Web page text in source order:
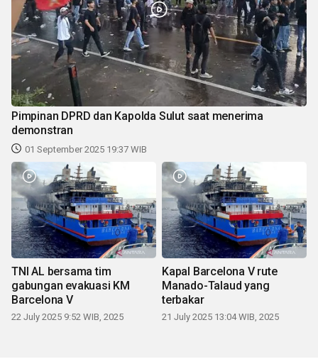
Pimpinan DPRD dan Kapolda Sulut saat menerima
demonstran
01 September 2025 19:37 WIB
TNI AL bersama tim
gabungan evakuasi KM
Barcelona V
22 July 2025 9:52 WIB, 2025
Kapal Barcelona V rute
Manado-Talaud yang
terbakar
21 July 2025 13:04 WIB, 2025